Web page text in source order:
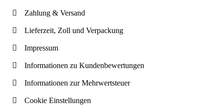
Zahlung & Versand
Lieferzeit, Zoll und Verpackung
Impressum
Informationen zu Kundenbewertungen
Informationen zur Mehrwertsteuer
Cookie Einstellungen